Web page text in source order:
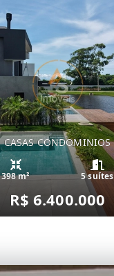
CASAS CONDOMINIOS
398 m² 5 suítes
R$ 6.400.000